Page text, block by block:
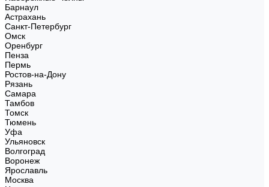
Барнаул
Астрахань
Санкт-Петербург
Омск
Оренбург
Пенза
Пермь
Ростов-на-Дону
Рязань
Самара
Тамбов
Томск
Тюмень
Уфа
Ульяновск
Волгоград
Воронеж
Ярославль
Москва